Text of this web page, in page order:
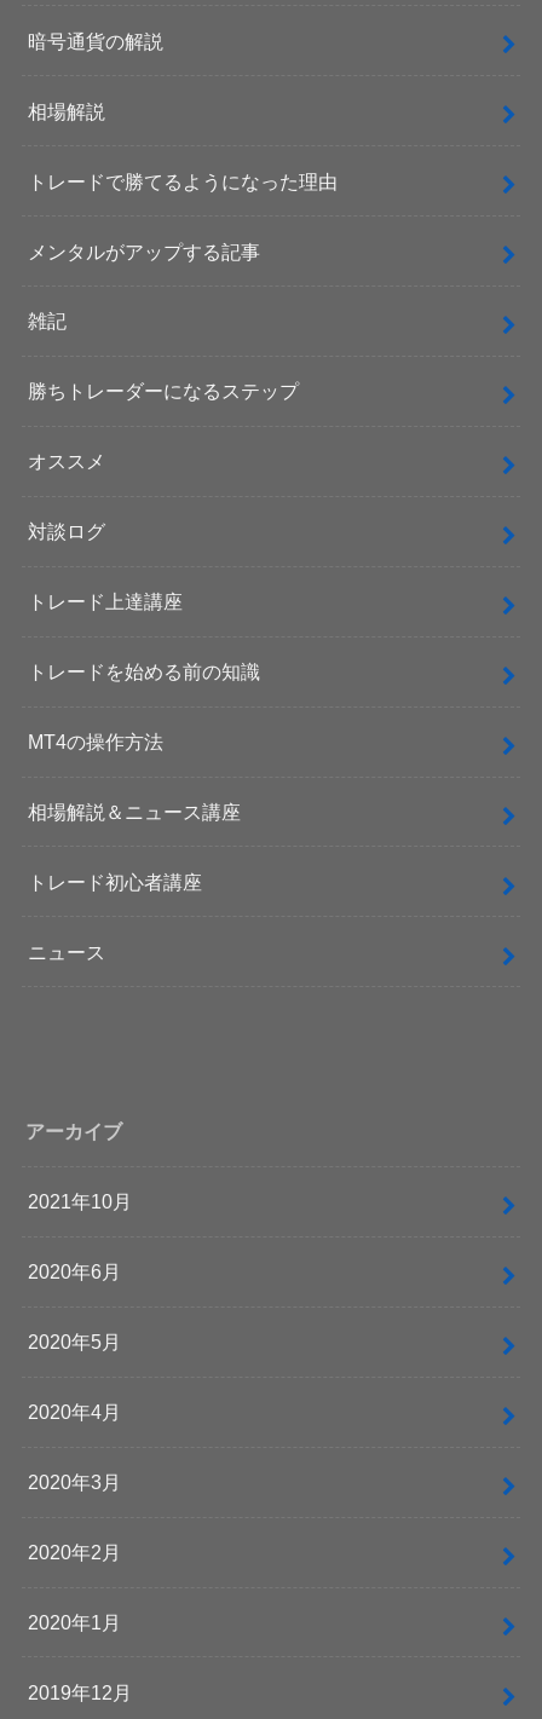
暗号通貨の解説
相場解説
トレードで勝てるようになった理由
メンタルがアップする記事
雑記
勝ちトレーダーになるステップ
オススメ
対談ログ
トレード上達講座
トレードを始める前の知識
MT4の操作方法
相場解説＆ニュース講座
トレード初心者講座
ニュース
アーカイブ
2021年10月
2020年6月
2020年5月
2020年4月
2020年3月
2020年2月
2020年1月
2019年12月